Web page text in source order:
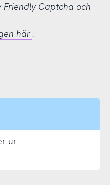
Friendly Captcha och
här .
ur